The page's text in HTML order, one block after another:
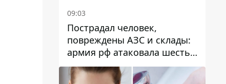
09:03
Пострадал человек,
повреждены АЗС и склады:
армия рф атаковала шесть
районов Днепропетровской
области